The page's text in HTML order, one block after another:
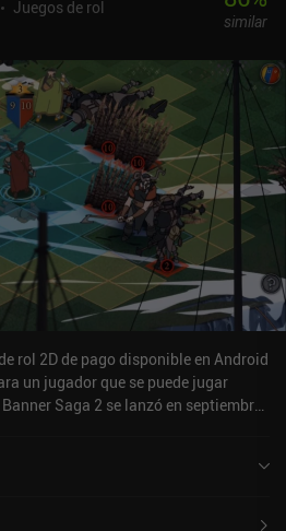
las cosas se ponen peligrosas
enemigos tienen ataques muy
herrero, añadir poderosos
a nuestras armas, comprar nuevos
obtener ayuda de los PNJ, que
si nuestro carisma no es lo
ayuda a mantener la jugabilidad
completar el juego, aunque sigue
Dungeon se monetiza a través de
oro y diamantes, y un único
que proporciona beneficios como
extra en cada turno y reducción de
de los iAPs es necesario para
libre.Es una buena opción para
difíciles y para cualquiera que
en texto.
Juegos de rol
similar
rol 2D de pago disponible en Android
un jugador que se puede jugar
Saga 2 se lanzó en septiembre